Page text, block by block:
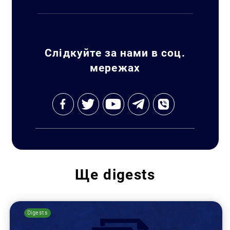
Слідкуйте за нами в соц.
мережах
Ще digests
Digests